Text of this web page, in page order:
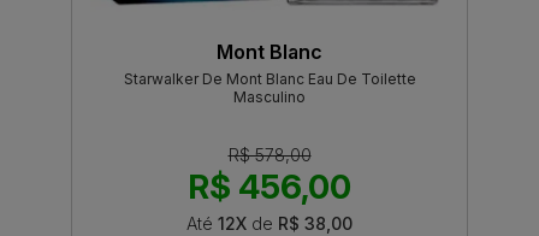
Mont Blanc
Starwalker De Mont Blanc Eau De Toilette
Masculino
R$ 578,00
R$ 456,00
Até 12X de R$ 38,00